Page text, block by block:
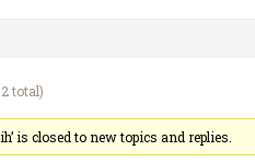
total)
is closed to new topics and replies.